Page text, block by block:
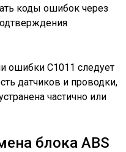
коды ошибок через
ошибки С1011 следует
датчиков и проводки,
частично или
блока ABS